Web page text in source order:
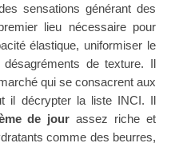
sensations générant des
lieu nécessaire pour
élastique, uniformiser le
de texture. Il
qui se consacrent aux
il décrypter la liste INCI. Il
de jour assez riche et
comme des beurres,